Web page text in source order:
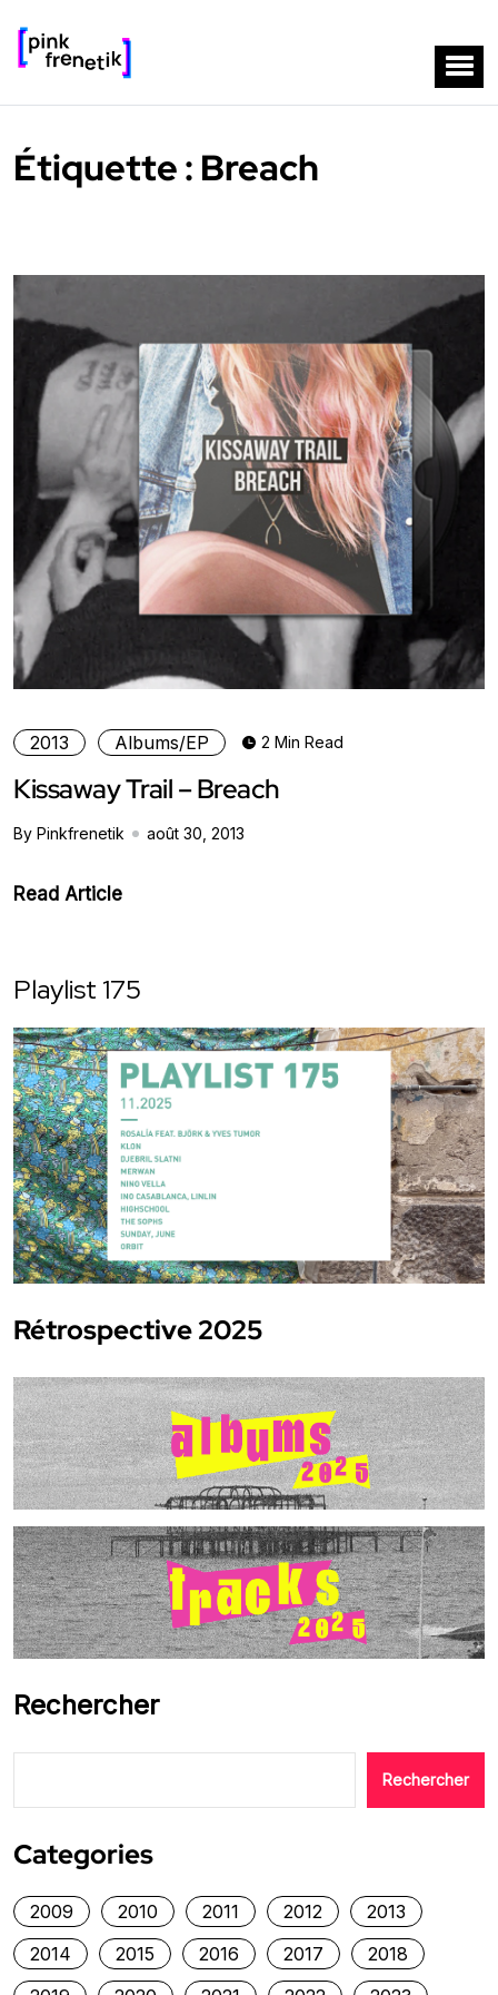
Étiquette : Breach
2013 Albums/EP 2 Min Read
Kissaway Trail – Breach
By Pinkfrenetik août 30, 2013
Read Article
Playlist 175
Rétrospective 2025
Rechercher
Rechercher
Categories
2009 2010 2011 2012
2013
2014
2015 2016 2017
2018